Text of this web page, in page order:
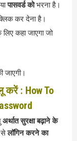
पासवर्ड कोभरना है।
कर देना है।
कहा जाएगा जो
जाएगी।
करें : How To
अर्थात सुरक्षा बढ़ाने के
सेलॉगिन करने का